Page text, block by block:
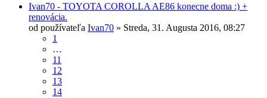
Ivan70 - TOYOTA COROLLA AE86 konecne doma :) +
renovácia.
od používateľa Ivan70 » Streda, 31. Augusta 2016, 08:27
1
…
11
12
13
14